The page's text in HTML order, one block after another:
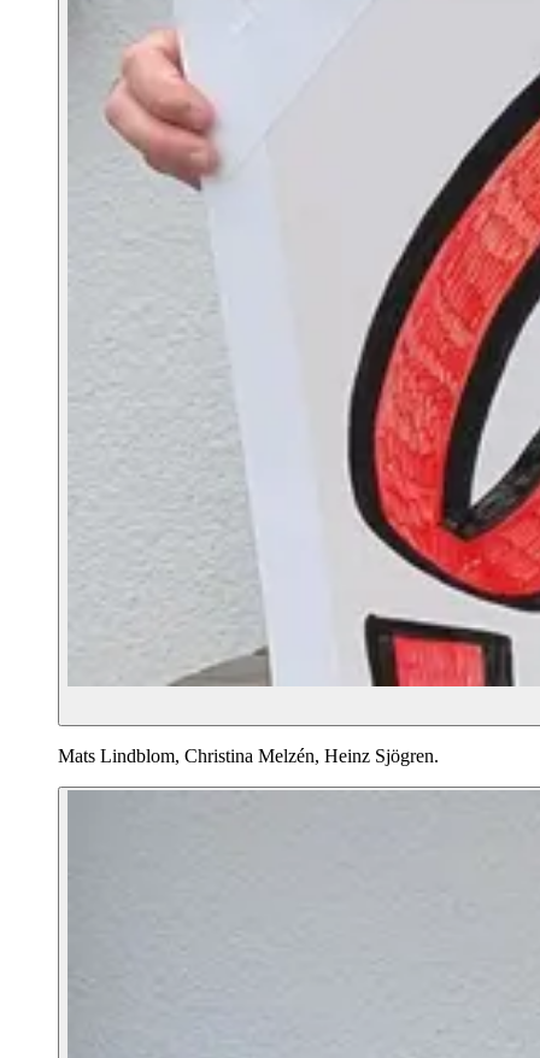
Mats Lindblom, Christina Melzén, Heinz Sjögren.